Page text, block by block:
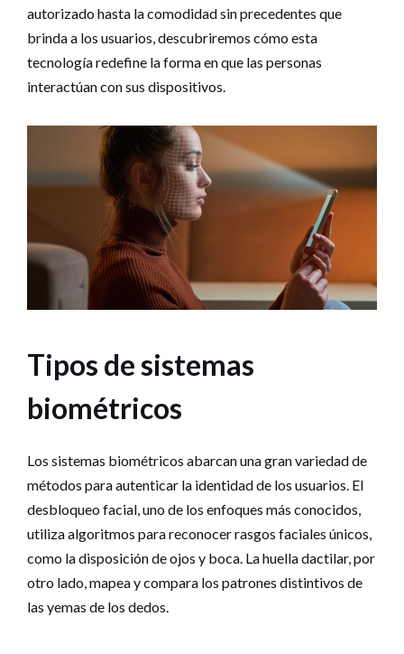
autorizado hasta la comodidad sin precedentes que
brinda a los usuarios, descubriremos cómo esta
tecnología redefine la forma en que las personas
interactúan con sus dispositivos.
Tipos de sistemas
biométricos
Los sistemas biométricos abarcan una gran variedad de
métodos para autenticar la identidad de los usuarios. El
desbloqueo facial, uno de los enfoques más conocidos,
utiliza algoritmos para reconocer rasgos faciales únicos,
como la disposición de ojos y boca. La huella dactilar, por
otro lado, mapea y compara los patrones distintivos de
las yemas de los dedos.